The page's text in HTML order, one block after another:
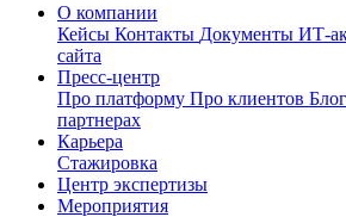
О компании
Кейсы Контакты Документы ИТ-
сайта
Пресс-центр
Про платформу Про клиентов Блог
партнерах
Карьера
Стажировка
Центр экспертизы
Мероприятия